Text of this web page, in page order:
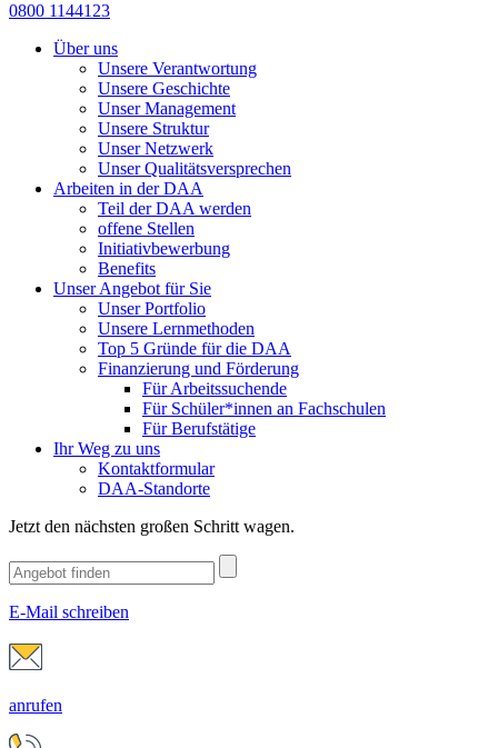
0800 1144123
Über uns
Unsere Verantwortung
Unsere Geschichte
Unser Management
Unsere Struktur
Unser Netzwerk
Unser Qualitätsversprechen
Arbeiten in der DAA
Teil der DAA werden
offene Stellen
Initiativbewerbung
Benefits
Unser Angebot für Sie
Unser Portfolio
Unsere Lernmethoden
Top 5 Gründe für die DAA
Finanzierung und Förderung
Für Arbeitssuchende
Für Schüler*innen an Fachschulen
Für Berufstätige
Ihr Weg zu uns
Kontaktformular
DAA-Standorte
Jetzt den nächsten großen Schritt wagen.
E-Mail schreiben
anrufen